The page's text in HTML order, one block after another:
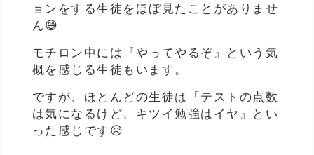
ョンをする生徒をほぼ見たことがありませ
ん😅
モチロン中には『やってやるぞ』という気
概を感じる生徒もいます。
ですが、ほとんどの生徒は「テストの点数
は気になるけど、キツイ勉強はイヤ』とい
った感じです😥